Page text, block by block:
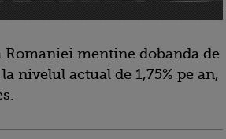
Romaniei mentine dobanda de
nivelul actual de 1,75% pe an,